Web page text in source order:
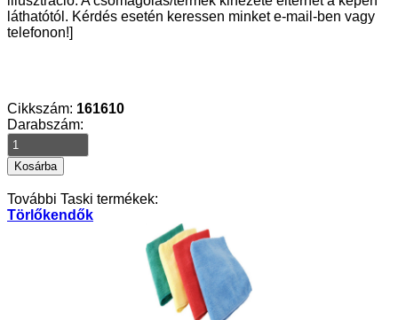
láthatótól. Kérdés esetén keressen minket e-mail-ben vagy
telefonon!]
Cikkszám: 161610
Darabszám:
További Taski termékek:
Törlőkendők